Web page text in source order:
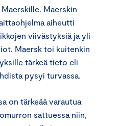
Maerskin
aiheutti
viivästyksiä ja yli
Maersk toi kuitenkin
tärkeä tieto eli
pysyi turvassa.
on tärkeää varautua
sattuessa niin,